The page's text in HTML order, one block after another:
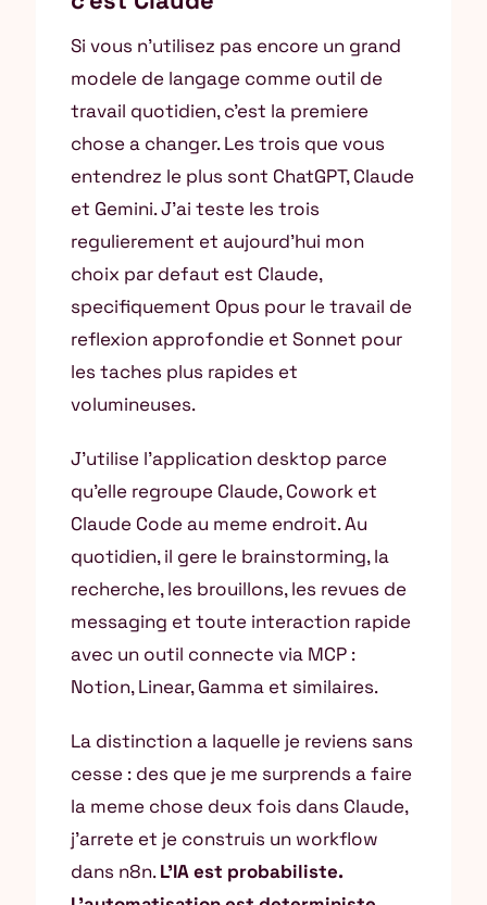
Si vous n’utilisez pas encore un grand
modele de langage comme outil de
travail quotidien, c’est la premiere
chose a changer. Les trois que vous
entendrez le plus sont ChatGPT, Claude
et Gemini. J’ai teste les trois
regulierement et aujourd’hui mon
choix par defaut est Claude,
specifiquement Opus pour le travail de
reflexion approfondie et Sonnet pour
les taches plus rapides et
volumineuses.
J’utilise l’application desktop parce
qu’elle regroupe Claude, Cowork et
Claude Code au meme endroit. Au
quotidien, il gere le brainstorming, la
recherche, les brouillons, les revues de
messaging et toute interaction rapide
avec un outil connecte via MCP :
Notion, Linear, Gamma et similaires.
La distinction a laquelle je reviens sans
cesse : des que je me surprends a faire
la meme chose deux fois dans Claude,
j’arrete et je construis un workflow
dans n8n.L’IA est probabiliste.